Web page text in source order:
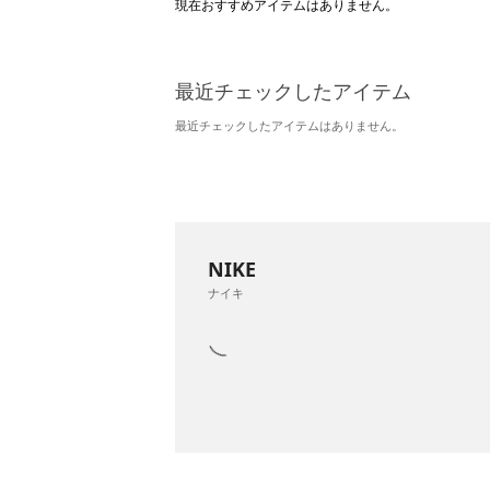
現在おすすめアイテムはありません。
最近チェックしたアイテム
最近チェックしたアイテムはありません。
NIKE
ナイキ